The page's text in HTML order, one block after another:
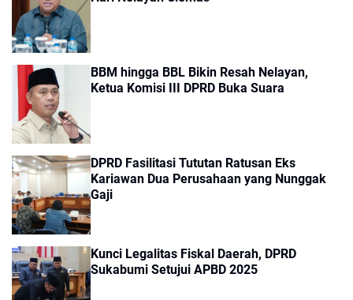
BBM hingga BBL Bikin Resah Nelayan,
Ketua Komisi III DPRD Buka Suara
DPRD Fasilitasi Tututan Ratusan Eks
Kariawan Dua Perusahaan yang Nunggak
Gaji
Kunci Legalitas Fiskal Daerah, DPRD
Sukabumi Setujui APBD 2025